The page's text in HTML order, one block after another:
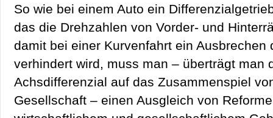
So wie bei einem Auto ein
das die Drehzahlen von Vorder- und
damit bei einer Kurvenfahrt ein Ausbrechen
verhindert wird, muss man – überträgt man
Achsdifferenzial auf das Zusammenspiel
Gesellschaft – einen Ausgleich von